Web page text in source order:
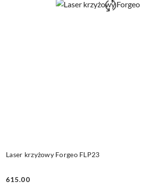
Laser krzyżowy Forgeo FLP23
615.00